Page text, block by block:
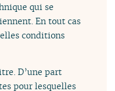
qui se
En tout cas
conditions
D’une part
pour lesquelles